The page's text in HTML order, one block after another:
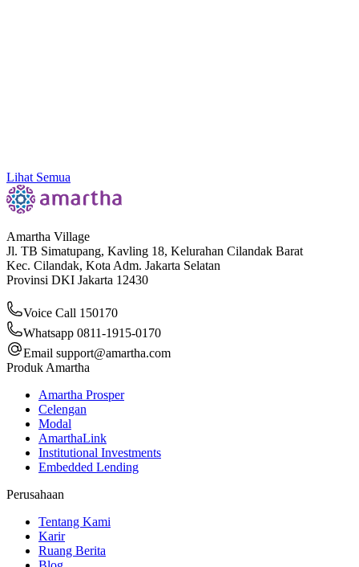
Lihat Semua
Amartha Village
Jl. TB Simatupang, Kavling 18, Kelurahan Cilandak Barat
Kec. Cilandak, Kota Adm. Jakarta Selatan
Provinsi DKI Jakarta 12430
Voice Call 150170
Whatsapp 0811-1915-0170
Email support@amartha.com
Produk Amartha
Amartha Prosper
Celengan
Modal
AmarthaLink
Institutional Investments
Embedded Lending
Perusahaan
Tentang Kami
Karir
Ruang Berita